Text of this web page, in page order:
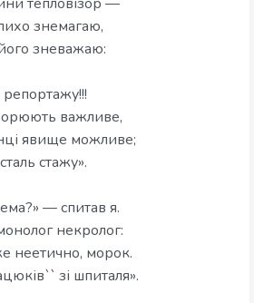
знемагаю,
зневажаю:
репортажу!!!
важливе,
явище можливе;
стажу».
— спитав я.
некролог:
неетично, морок.
зі шпиталя».